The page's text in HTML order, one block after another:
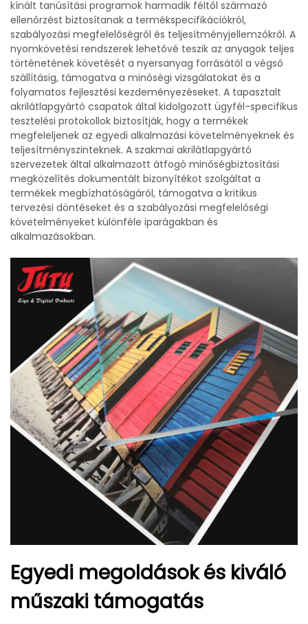
kínált tanúsítási programok harmadik féltől származó
ellenőrzést biztosítanak a termékspecifikációkról,
szabályozási megfelelőségről és teljesítményjellemzőkről. A
nyomkövetési rendszerek lehetővé teszik az anyagok teljes
történetének követését a nyersanyag forrásától a végső
szállításig, támogatva a minőségi vizsgálatokat és a
folyamatos fejlesztési kezdeményezéseket. A tapasztalt
akrilátlapgyártó csapatok által kidolgozott ügyfél-specifikus
tesztelési protokollok biztosítják, hogy a termékek
megfeleljenek az egyedi alkalmazási követelményeknek és
teljesítményszinteknek. A szakmai akrilátlapgyártó
szervezetek által alkalmazott átfogó minőségbiztosítási
megközelítés dokumentált bizonyítékot szolgáltat a
termékek megbízhatóságáról, támogatva a kritikus
tervezési döntéseket és a szabályozási megfelelőségi
követelményeket különféle iparágakban és
alkalmazásokban.
Egyedi megoldások és kiváló
műszaki támogatás